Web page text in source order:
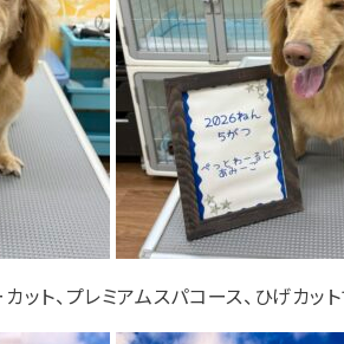
ット、プレミアムスパコース、ひげカッ